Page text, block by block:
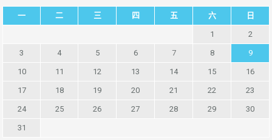
一 二 三 四 五 六 日
1 2
3 4 5 6 7 8 9
10 11 12 13 14 15 16
17 18 19 20 21 22 23
24 25 26 27 28 29 30
31